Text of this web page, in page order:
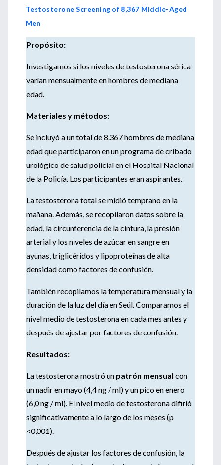
Testosterone Screening of 8,367 Middle-Aged
Men
Propósito:
Investigamos si los niveles de testosterona sérica
varían mensualmente en hombres de mediana
edad.
Materiales y métodos:
Se incluyó a un total de 8.367 hombres de mediana
edad que participaron en un programa de cribado
urológico de salud policial en el Hospital Nacional
de la Policía. Los participantes eran aspirantes.
La testosterona total se midió temprano en la
mañana. Además, se recopilaron datos sobre la
edad, la circunferencia de la cintura, la presión
arterial y los niveles de azúcar en sangre en
ayunas, triglicéridos y lipoproteínas de alta
densidad como factores de confusión.
También recopilamos la temperatura mensual y la
duración de la luz del día en Seúl. Comparamos el
nivel medio de testosterona en cada mes antes y
después de ajustar por factores de confusión.
Resultados:
La testosterona mostró un patrón mensual con
un nadir en mayo (4,4 ng / ml) y un pico en enero
(6,0 ng / ml). El nivel medio de testosterona difirió
significativamente a lo largo de los meses (p
<0,001).
Después de ajustar los factores de confusión, la